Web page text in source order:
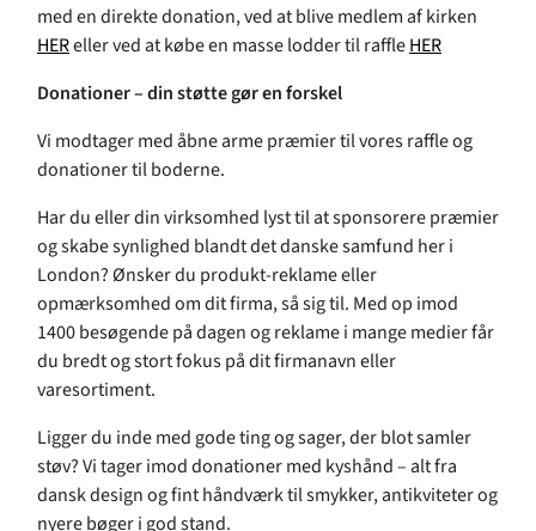
med en direkte donation, ved at blive medlem af kirken
HEReller ved at købe en masse lodder til raffleHER
Donationer – din støtte gør en forskel
Vi modtager med åbne arme præmier til vores raffle og
donationer til boderne.
Har du eller din virksomhed lyst til at sponsorere præmier
og skabe synlighed blandt det danske samfund her i
London? Ønsker du produkt-reklame eller
opmærksomhed om dit firma, så sig til. Med op imod
1400 besøgende på dagen og reklame i mange medier får
du bredt og stort fokus på dit firmanavn eller
varesortiment.
Ligger du inde med gode ting og sager, der blot samler
støv? Vi tager imod donationer med kyshånd – alt fra
dansk design og fint håndværk til smykker, antikviteter og
nyere bøger i god stand.